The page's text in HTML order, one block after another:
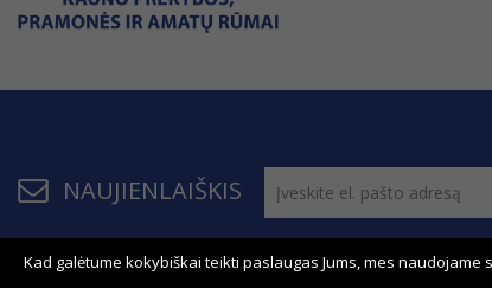
NAUJIENLAIŠKIS
© 2011 - 2026, KPPAR . Visos teisės saugomos.
Kad galėtume kokybiškai teikti paslaugas Jums, mes